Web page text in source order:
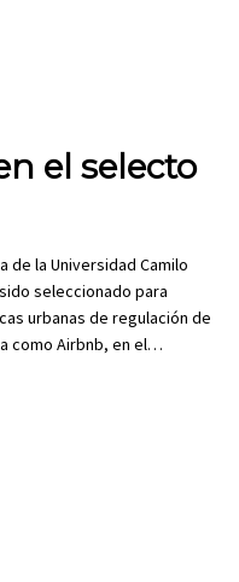
el selecto
de la Universidad Camilo
seleccionado para
urbanas de regulación de
como Airbnb, en el…